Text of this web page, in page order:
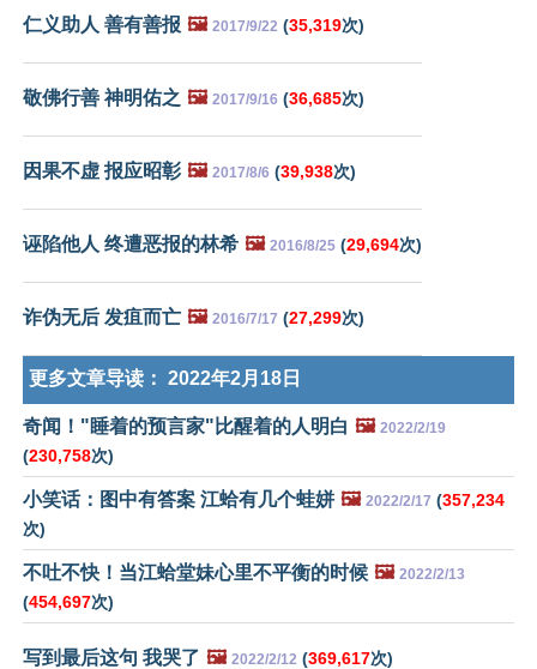
仁义助人 善有善报 🖼️ 2017/9/22 (35,319次)
敬佛行善 神明佑之 🖼️ 2017/9/16 (36,685次)
因果不虚 报应昭彰 🖼️ 2017/8/6 (39,938次)
诬陷他人 终遭恶报的林希 🖼️ 2016/8/25 (29,694次)
诈伪无后 发疽而亡 🖼️ 2016/7/17 (27,299次)
更多文章导读： 2022年2月18日
奇闻！"睡着的预言家"比醒着的人明白 🖼️ 2022/2/19
(230,758次)
小笑话：图中有答案 江蛤有几个蛙姘 🖼️ 2022/2/17 (357,234
次)
不吐不快！当江蛤堂妹心里不平衡的时候 🖼️ 2022/2/13
(454,697次)
写到最后这句 我哭了 🖼️ 2022/2/12 (369,617次)